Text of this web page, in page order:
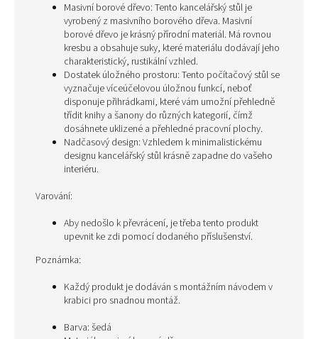
Masivní borové dřevo: Tento kancelářský stůl je
vyrobený z masivního borového dřeva. Masivní
borové dřevo je krásný přírodní materiál. Má rovnou
kresbu a obsahuje suky, které materiálu dodávají jeho
charakteristický, rustikální vzhled.
Dostatek úložného prostoru: Tento počítačový stůl se
vyznačuje víceúčelovou úložnou funkcí, neboť
disponuje přihrádkami, které vám umožní přehledně
třídit knihy a šanony do různých kategorií, čímž
dosáhnete uklizené a přehledné pracovní plochy.
Nadčasový design: Vzhledem k minimalistickému
designu kancelářský stůl krásně zapadne do vašeho
interiéru.
Varování:
Aby nedošlo k převrácení, je třeba tento produkt
upevnit ke zdi pomocí dodaného příslušenství.
Poznámka:
Každý produkt je dodáván s montážním návodem v
krabici pro snadnou montáž.
Barva: šedá